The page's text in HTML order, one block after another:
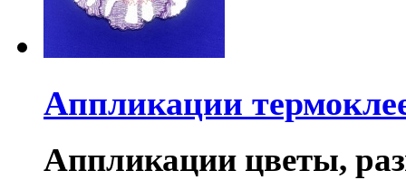
Аппликации
Аппликации цветы,